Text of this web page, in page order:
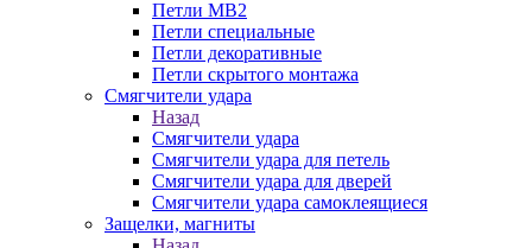
Петли MB2
Петли специальные
Петли декоративные
Петли скрытого монтажа
Смягчители удара
Назад
Смягчители удара
Смягчители удара для петель
Смягчители удара для дверей
Cмягчители удара самоклеящиеся
Защелки, магниты